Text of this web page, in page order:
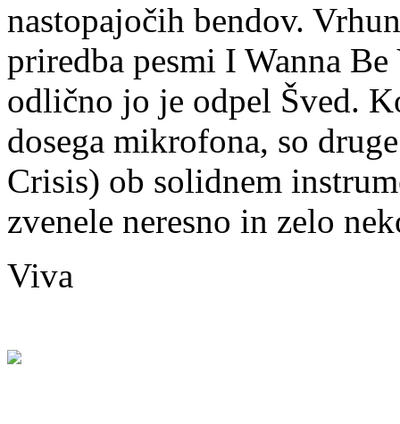
nastopajočih bendov.
priredba pesmi I Wanna
odlično jo je odpel Šved.
dosega mikrofona, so
Crisis) ob solidnem
zvenele neresno in zelo
Viva